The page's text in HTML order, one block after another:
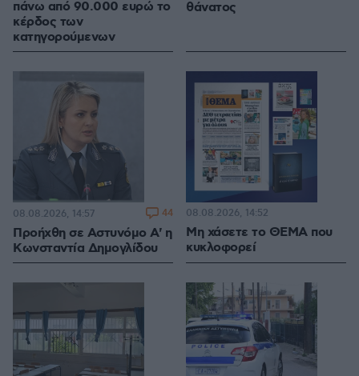
πάνω από 90.000 ευρώ το
κέρδος των
κατηγορούμενων
θάνατος
Προήχθη σε Αστυνόμο Α' η
Κωνσταντία Δημογλίδου
08.08.2026, 14:57 44
Μη χάσετε το ΘΕΜΑ που
κυκλοφορεί
08.08.2026, 14:52